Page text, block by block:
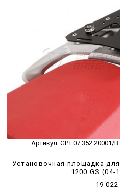
Артикул: GPT.07.352.20001/B
Установочная площадка
1200 GS (04-
19 022